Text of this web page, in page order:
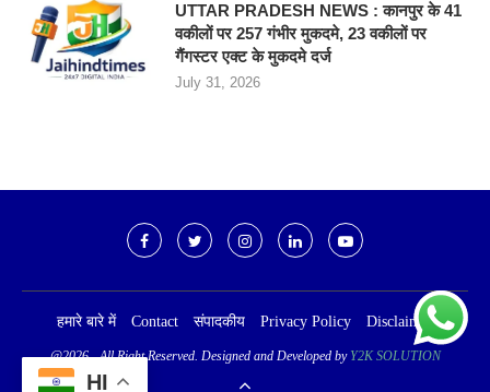
UTTAR PRADESH NEWS : कानपुर के 41
वकीलों पर 257 गंभीर मुकदमे, 23 वकीलों पर
गैंगस्टर एक्ट के मुकदमे दर्ज
July 31, 2026
हमारे बारे में Contact संपादकीय Privacy Policy Disclaimer
@2026 - All Right Reserved. Designed and Developed by Y2K SOLUTION
HI